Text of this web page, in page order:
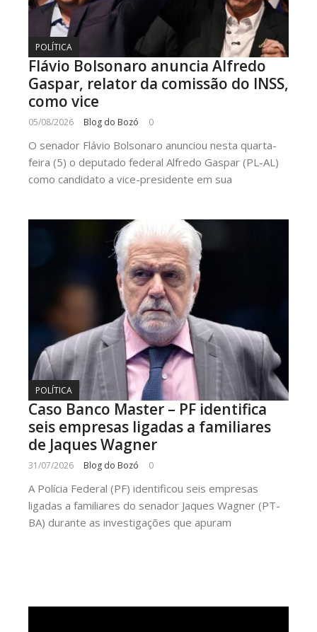
POLÍTICA
Flávio Bolsonaro anuncia Alfredo
Gaspar, relator da comissão do INSS,
como vice
05/08/2026 Blog do Bozó 0
O senador Flávio Bolsonaro anunciou nesta quarta-
feira (5) o deputado federal Alfredo Gaspar (PL-AL)
como candidato a vice-presidente em sua
POLÍTICA
Caso Banco Master – PF identifica
seis empresas ligadas a familiares
de Jaques Wagner
31/07/2026 Blog do Bozó 0
A Polícia Federal (PF) identificou seis empresas
ligadas a familiares do senador Jaques Wagner (PT-
BA) durante as investigações que apuram